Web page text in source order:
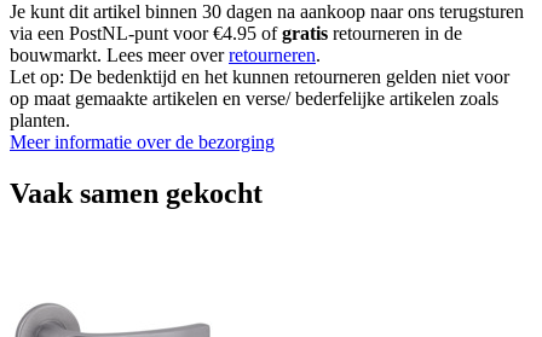
Je kunt dit artikel binnen 30 dagen na aankoop naar ons terugsturen
via een PostNL-punt voor €4.95 ofgratis retourneren in de
bouwmarkt. Lees meer overretourneren.
Let op: De bedenktijd en het kunnen retourneren gelden niet voor
op maat gemaakte artikelen en verse/ bederfelijke artikelen zoals
planten.
Meer informatie over de bezorging
Vaak samen gekocht